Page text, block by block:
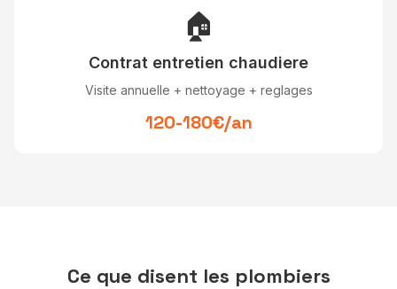
🏠
Contrat entretien chaudiere
Visite annuelle + nettoyage + reglages
120-180€/an
Ce que disent les plombiers